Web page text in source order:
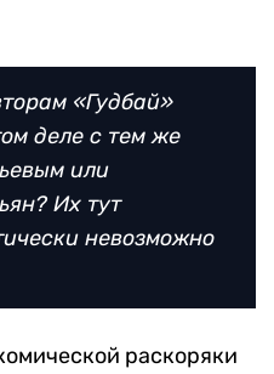
«Гудбай»
деле с тем же
или
Их тут
невозможно
раскоряки